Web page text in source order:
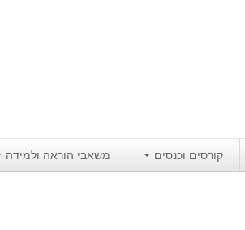
קורסים וכנסים משאבי הוראה ולמידה